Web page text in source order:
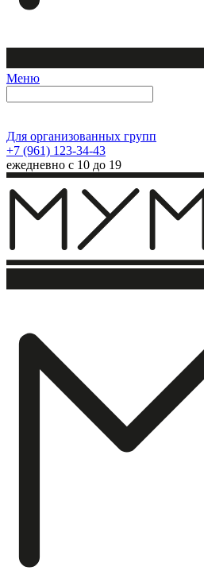
Меню
Для организованных групп
+7 (961) 123-34-43
ежедневно с 10 до 19